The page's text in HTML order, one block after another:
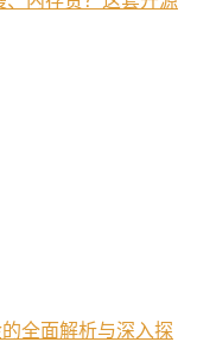
全面解析与深入探